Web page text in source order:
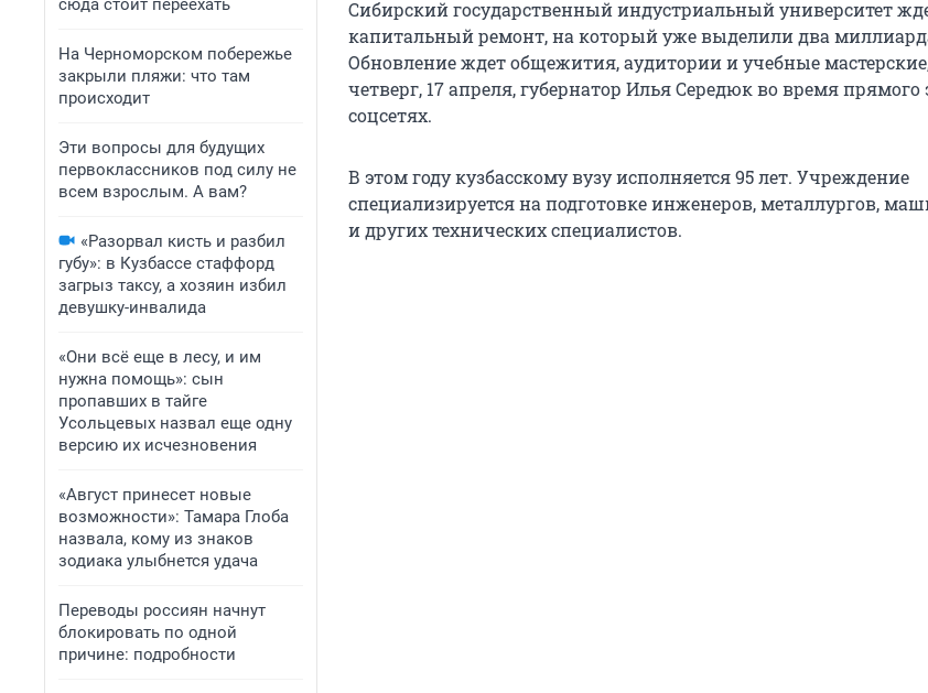
сюда стоит переехать
На Черноморском побережье
закрыли пляжи: что там
происходит
Эти вопросы для будущих
первоклассников под силу не
всем взрослым. А вам?
«Разорвал кисть и разбил
губу»: в Кузбассе стаффорд
загрыз таксу, а хозяин избил
девушку-инвалида
«Они всё еще в лесу, и им
нужна помощь»: сын
пропавших в тайге
Усольцевых назвал еще одну
версию их исчезновения
«Август принесет новые
возможности»: Тамара Глоба
назвала, кому из знаков
зодиака улыбнется удача
Переводы россиян начнут
блокировать по одной
причине: подробности
Сибирский государственный индустриальный университет
капитальный ремонт, на который уже выделили два
Обновление ждет общежития, аудитории и учебные
четверг, 17 апреля, губернатор Илья Середюк во время
соцсетях.
В этом году кузбасскому вузу исполняется 95 лет. Учреждение
специализируется на подготовке инженеров, металлургов,
и других технических специалистов.